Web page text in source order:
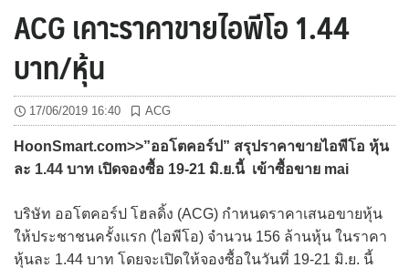
ACG เคาะราคาขายไอพีโอ 1.44
บาท/หุ้น
17/06/2019 16:40 ACG
HoonSmart.com>>”ออโตคอร์ป” สรุปราคาขายไอพีโอ หุ้น
ละ 1.44 บาท เปิดจองซื้อ 19-21 มิ.ย.นี้ เข้าซื้อขาย mai
บริษัท ออโตคอร์ป โฮลดิ้ง (ACG) กำหนดราคาเสนอขายหุ้น
ให้ประชาชนครั้งแรก (ไอพีโอ) จำนวน 156 ล้านหุ้น ในราคา
หุ้นละ 1.44 บาท โดยจะเปิดให้จองซื้อในวันที่ 19-21 มิ.ย. นี้